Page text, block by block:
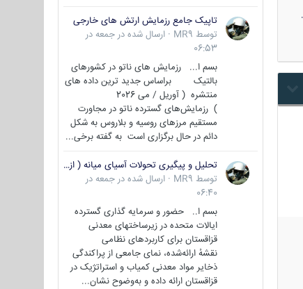
تاپیک جامع رزمایش ارتش های خارجی
توسط MR9
· ارسال شده در جمعه در
06:53
بسم ا... رزمایش های ناتو در کشورهای
بالتیک براساس جدید ترین داده های
منتشره ( آوریل / می 2026
) رزمایش‌های گسترده ناتو در مجاورت
مستقیم مرزهای روسیه و بلاروس به شکل
دائم در حال برگزاری است به گفته برخی...
تحلیل و پیگیری تحولات آسیای میانه ( ازبکستان، تاجیکستان، ترکمنستان، قزاقستان و قرقیزستان )
توسط MR9
· ارسال شده در جمعه در
06:40
بسم ا.. حضور و سرمایه گذاری گسترده
ایالات متحده در زیرساختهای معدنی
قزاقستان برای کاربردهای نظامی
نقشهٔ ارائه‌شده، نمای جامعی از پراکندگی
ذخایر مواد معدنی کمیاب و استراتژیک در
قزاقستان ارائه داده و به‌وضوح نشان...